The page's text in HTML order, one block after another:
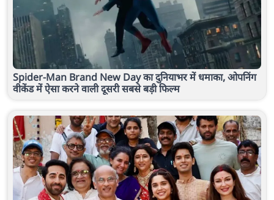
Spider-Man Brand New Day का दुनियाभर में धमाका, ओपनिंग
वीकेंड में ऐसा करने वाली दूसरी सबसे बड़ी फिल्म